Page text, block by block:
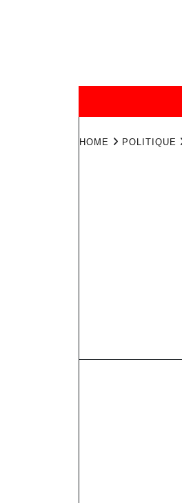
HOME POLITIQUE